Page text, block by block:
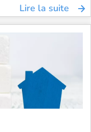
Lire la suite